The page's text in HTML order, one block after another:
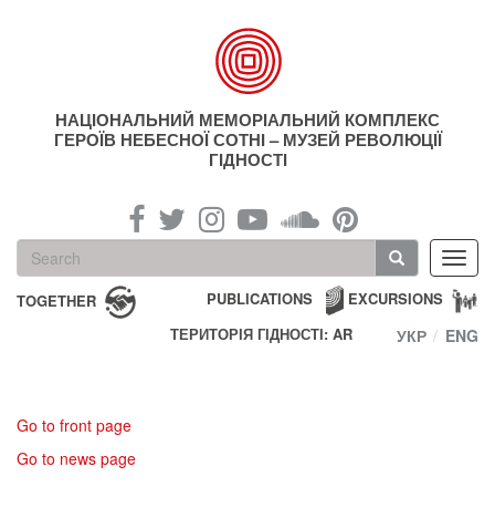
НАЦІОНАЛЬНИЙ МЕМОРІАЛЬНИЙ КОМПЛЕКС
ГЕРОЇВ НЕБЕСНОЇ СОТНІ – МУЗЕЙ РЕВОЛЮЦІЇ
ГІДНОСТІ
Search
form
Search
TOGETHER EXCURSIONS
PUBLICATIONS
ТЕРИТОРІЯ ГІДНОСТІ: AR
УКР ENG
Go to front page
Go to news page